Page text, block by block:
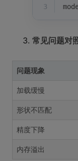
3
常见问题对
问题现象
加载缓慢
形状不匹配
精度下降
内存溢出